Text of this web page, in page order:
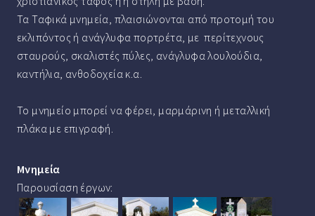
Τα Ταφικά μνημεία, πλαισιώνονται από προτομή του
εκλιπόντος ή ανάγλυφα πορτρέτα, με περίτεχνους
σταυρούς, σκαλιστές πύλες, ανάγλυφα λουλούδια,
καντήλια, ανθοδοχεία κ.α.
Το μνημείο μπορεί να φέρει, μαρμάρινη ή μεταλλική
πλάκα με επιγραφή.
Μνημεία
Παρουσίαση έργων: